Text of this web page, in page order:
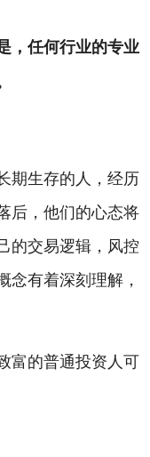
，任何行业的专业
期生存的人，经历
后，他们的心态将
的交易逻辑，风控
念有着深刻理解，
富的普通投资人可